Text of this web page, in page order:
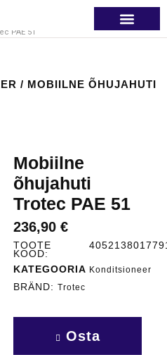
PAE 51
/ MOBIILNE ÕHUJAHUTI
Mobiilne
õhujahuti
Trotec PAE 51
236,90€
TOOTE
KOOD:
KATEGOORIA Konditsioneer
BRÄND:Trotec
Osta